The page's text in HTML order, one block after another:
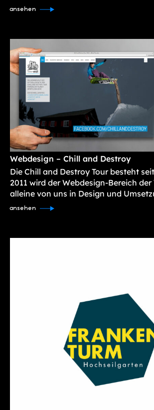
ansehen
Webdesign – Chill and Destroy
Die Chill and Destroy Tour besteht
2011 wird der Webdesign-Bereich
alleine von uns in Design und
ansehen